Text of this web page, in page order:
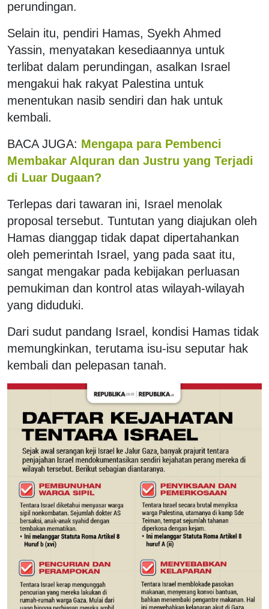
perundingan.
Selain itu, pendiri Hamas, Syekh Ahmed
Yassin, menyatakan kesediaannya untuk
terlibat dalam perundingan, asalkan Israel
mengakui hak rakyat Palestina untuk
menentukan nasib sendiri dan hak untuk
kembali.
BACA JUGA: Mengapa para Pembenci
Membakar Alquran dan Justru yang Terjadi
di Luar Dugaan?
Terlepas dari tawaran ini, Israel menolak
proposal tersebut. Tuntutan yang diajukan oleh
Hamas dianggap tidak dapat dipertahankan
oleh pemerintah Israel, yang pada saat itu,
sangat mengakar pada kebijakan perluasan
pemukiman dan kontrol atas wilayah-wilayah
yang diduduki.
Dari sudut pandang Israel, kondisi Hamas tidak
memungkinkan, terutama isu-isu seputar hak
kembali dan pelepasan tanah.